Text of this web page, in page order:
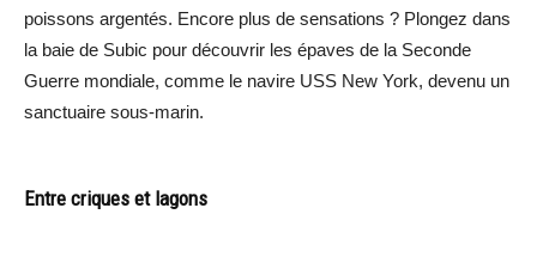
poissons argentés. Encore plus de sensations ? Plongez dans
la baie de Subic pour découvrir les épaves de la Seconde
Guerre mondiale, comme le navire USS New York, devenu un
sanctuaire sous-marin.
Entre criques et lagons